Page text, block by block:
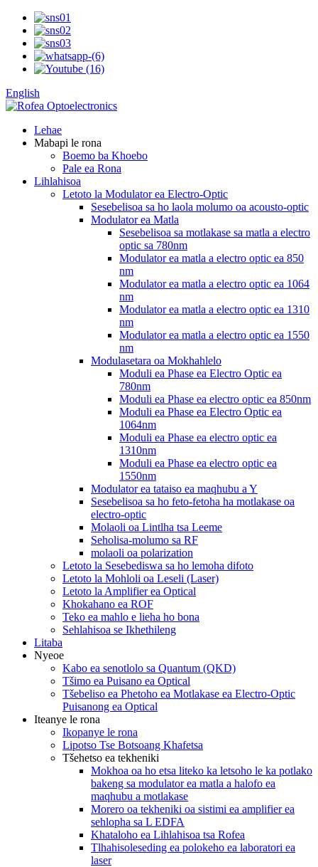
English
Lehae
Mabapi le rona
Boemo ba Khoebo
Pale ea Rona
Lihlahisoa
Letoto la Modulator ea Electro-Optic
Sesebelisoa sa ho laola molumo oa acousto-optic
Modulator ea Matla
Sesebelisoa sa motlakase sa matla a electro
optic sa 780nm
Modulator ea matla a electro optic ea 850
nm
Modulator ea matla a electro optic ea 1064
nm
Modulator ea matla a electro optic ea 1310
nm
Modulator ea matla a electro optic ea 1550
nm
Modulasetara oa Mokhahlelo
Moduli ea Phase ea Electro Optic ea
780nm
Moduli ea Phase ea electro optic ea 850nm
Moduli ea Phase ea Electro Optic ea
1064nm
Moduli ea Phase ea electro optic ea
1310nm
Moduli ea Phase ea electro optic ea
1550nm
Modulator ea tataiso ea maqhubu a Y
Sesebelisoa sa ho feto-fetoha ha motlakase oa
electro-optic
Molaoli oa Lintlha tsa Leeme
Seholisa-molumo sa RF
molaoli oa polarization
Letoto la Sesebediswa sa ho lemoha difoto
Letoto la Mohloli oa Leseli (Laser)
Letoto la Amplifier ea Optical
Khokahano ea ROF
Teko ea mahlo e lieha ho bona
Sehlahisoa se Ikhethileng
Litaba
Nyeoe
Kabo ea senotlolo sa Quantum (QKD)
Tšimo ea Puisano ea Optical
Tšebeliso ea Phetoho ea Motlakase ea Electro-Optic
Puisanong ea Optical
Iteanye le rona
Ikopanye le rona
Lipotso Tse Botsoang Khafetsa
Tšehetso ea tekheniki
Mokhoa oa ho etsa liteko ka letsoho le ka potlako
bakeng sa modulator ea matla a halofo ea
maqhubu a motlakase
Morero oa tekheniki oa sistimi ea amplifier ea
sehlopha sa L EDFA
Khataloho ea Lihlahisoa tsa Rofea
Tlhahisoleseding ea polokeho ea laboratori ea
laser